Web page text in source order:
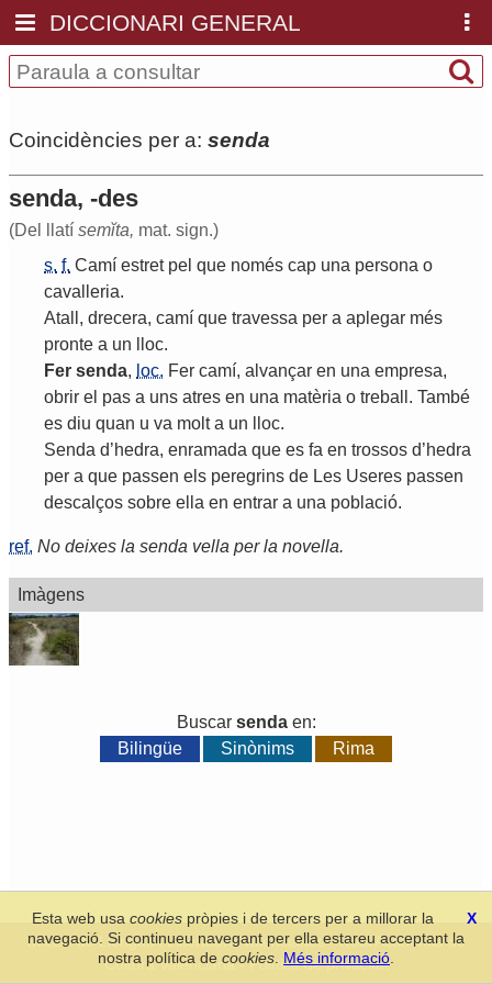
DICCIONARI GENERAL
Coincidències per a: senda
senda, -des
(Del llatí semĭta, mat. sign.)
s. f. Camí estret pel que només cap una persona o
cavalleria.
Atall , drecera, camí que travessa per a aplegar més
pronte a un lloc.
Fer senda, loc. Fer camí, alvançar en una empresa,
obrir el pas a uns atres en una matèria o treball . També
es diu quan u va molt a un lloc.
Senda d’hedra, enramada que es fa en trossos d’hedra
per a que passen els peregrins de Les Useres passen
descalços sobre ella en entrar a una població.
ref. No deixes la senda vella per la novella.
Imàgens
Buscar sendaen:
Bilingüe
Sinònims Rima
Secció de Llengua i Lliteratura Valencianes-Real Acadèmia de
Cultura Valenciana-Política de privacitat
X
Esta web usacookies pròpies i de tercers per a millorar la
navegació. Si continueu navegant per ella estareu acceptant la
nostra política de cookies Més informació